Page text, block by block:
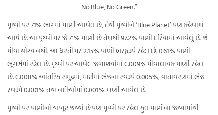
No Blue, No Green.”
પૃથ્વી પર 71% ભાગમાં પાણી આવેલ છે, તેથી પૃથ્વીને ‘Blue Planet’ પણ કહેવામાં
આવે છે. આ પૃથ્વી પર જે 71% પાણી છે તેમાથી 97.2% પાણી દરિયામાં આવેલું છે. જે
પીવા યોગ્ય નથી. આ ધરતી પર 2.15% પાણી બરફરૂપે રહેલ છે. 0.61% પાણી
ભૂગર્ભમાં રહેલ છે. પૃથ્વી પર આવેલ જળાશયોમાં 0.009% પીવાલાયક પાણી રહેલ
છે. 0.008% આંતરિક સમુદ્રમાં, માટીમાં ભેજના સ્વરૂપે 0.005%, વાતાવરણમાં ભેજ
સ્વરૂપે 0.001% તથા નદીઓમાં 0.001% પાણી આવેલ છે.
પૃથ્વી પર પાણીનો અખૂટ જથ્થો છે પણ પૃથ્વી પર રહેલ કુલ પાણીના જથ્થામાંથી